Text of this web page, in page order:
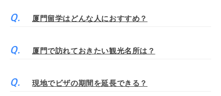
厦門留学はどんな人におすすめ？
厦門で訪れておきたい観光名所は？
現地でビザの期間を延長できる？